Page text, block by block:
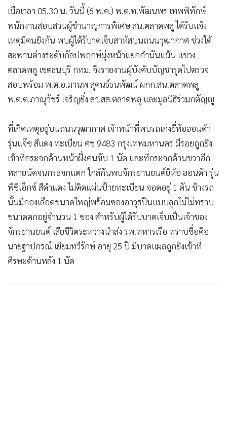
• เกม
• วิทยาศาสตร์
• SMEs
• หุ้น
• อินโดจีน
• กองทุนรวม
• Celeb Online
Factcheck
•
ญี่ปุ่น
• News1
• Gotomanager
เมื่อเวลา 05.30 น. วันนี้ (6 พ.ค.) พ.ต.ท.พัฒนพร เทพพิทักษ์
พนักงานสอบสวนผู้ชำนาญการพิเศษ สน.ตลาดพลู ได้รับแจ้ง
เหตุมีคนยิงกัน พบผู้ได้รับาดเจ็บสาหัสบนถนนวุฒากาศ ช่วงใต้
สะพานต่างระดับกัลปพฤกษ์มุ่งหน้าแยกกำนันแม้น แขวง
ตลาดพลู เขตธนบุรี กทม. จึงรายงานผู้บังคับบัญชารุดไปตรวจ
สอบพร้อม พ.ต.อ.มานพ สุคนธ์ธนพัฒน์ ผกก.สน.ตลาดพลู
พ.ต.ต.ภาณุวัชร์ เจริญยิ่ง สว.สส.ตลาดพลู และมูลนิธิร่วมกตัญญู
ที่เกิดเหตุอยู่บนถนนวุฒากาศ เจ้าหน้าที่พบรถเก๋งยี่ห้อฮอนด้า
รุ่นแจ๊ซ สีแดง ทะเบียน ศช 9483 กรุงเทพมหานคร มีรอยถูกยิง
เข้าที่กระจกด้านหน้าฝั่งคนขับ 1 นัด และที่กระจกด้านขวาอีก
หลายนัดจนกระจกแตก ใกล้กันพบจักรยานยนต์ยี่ห้อ ฮอนด้า รุ่น
พีซีเอ็กซ์ สีดำแดง ไม่ติดแผ่นป้ายทะเบียน จอดอยู่ 1 คัน ข้างรถ
นั้นมีกองเลือดขนาดใหญ่พร้อมซองอาวุธปืนแบบลูกโม่ไม่ทราบ
ขนาดตกอยู่จำนวน 1 ซอง สำหรับผู้ได้รับบาดเจ็บเป็นเจ้าของ
จักรยานยนต์ เสียชีวิตระหว่างนำส่ง รพ.ทหารเรือ ทราบชื่อคือ
นายฐาปกรณ์ เยี่ยมทวีรักษ์ อายุ 25 ปี มีบาดแผลถูกยิงเข้าที่
ศีรษะด้านหลัง 1 นัด